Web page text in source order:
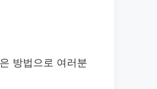
방법으로 여러분